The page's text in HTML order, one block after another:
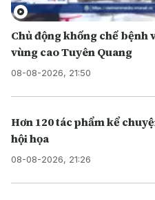
Chủ động khống chế bệnh
vùng cao Tuyên Quang
08-08-2026, 21:50
Hơn 120 tác phẩm kể
hội họa
08-08-2026, 21:26